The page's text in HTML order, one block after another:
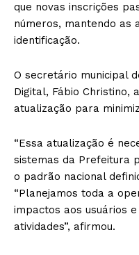
que novas inscrições
números, mantendo as
identificação.
O secretário municipal
Digital, Fábio Christino,
atualização para
“Essa atualização é
sistemas da Prefeitura
o padrão nacional
“Planejamos toda a
impactos aos usuários
atividades”, afirmou.